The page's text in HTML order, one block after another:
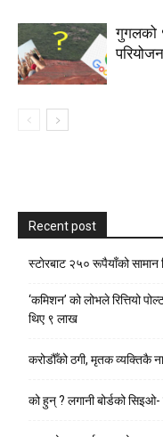
गुगलको
Recent post
स्टाेरबाट २५० रूपैयाँको
‘कमिशन’ को लोभले रित्तियो
थिए ९ लाख
करोडौँको ठगी, मृतक व्यक्तिकै
को हुन् ? लगानी बोर्डको